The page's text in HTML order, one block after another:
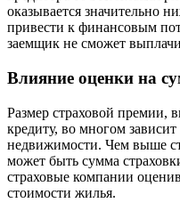
оказывается значительно
привести к финансовым
заемщик не сможет
Влияние оценки на
Размер страховой премии,
кредиту, во многом зависит
недвижимости. Чем выше
может быть сумма
страховые компании
стоимости жилья.